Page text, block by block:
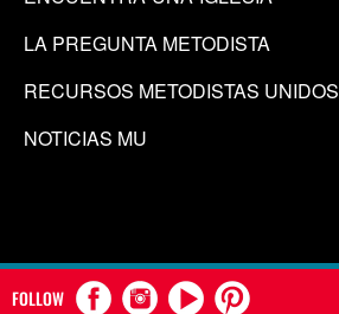
LA PREGUNTA METODISTA
RECURSOS METODISTAS UNIDOS
NOTICIAS MU
FOLLOW